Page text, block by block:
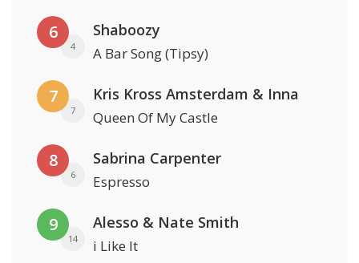
6
4
Shaboozy
A Bar Song (Tipsy)
7
7
Kris Kross Amsterdam & Inna
Queen Of My Castle
8
6
Sabrina Carpenter
Espresso
9
14
Alesso & Nate Smith
i Like It